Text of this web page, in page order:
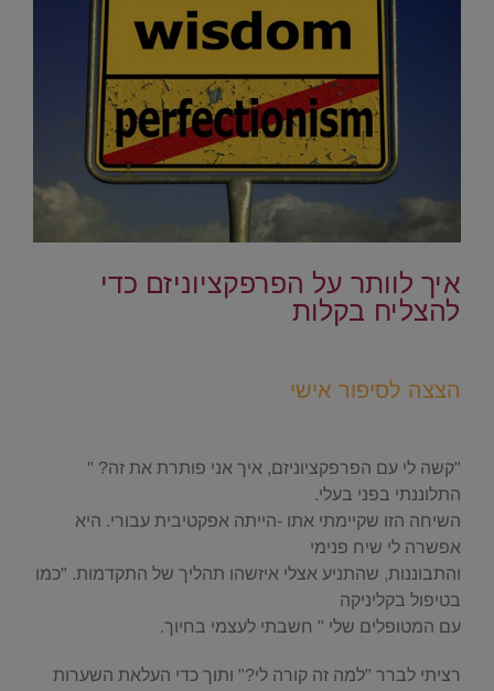
איך לוותר על הפרפקציוניזם כדי
להצליח בקלות
הצצה לסיפור אישי
"קשה לי עם הפרפקציוניזם, איך אני פותרת את זה? "
התלוננתי בפני בעלי.
השיחה הזו שקיימתי אתו -הייתה אפקטיבית עבורי. היא
אפשרה לי שיח פנימי
והתבוננות, שהתניע אצלי איזשהו תהליך של התקדמות. "כמו
בטיפול בקליניקה
עם המטופלים שלי " חשבתי לעצמי בחיוך.
רציתי לברר "למה זה קורה לי?" ותוך כדי העלאת השערות